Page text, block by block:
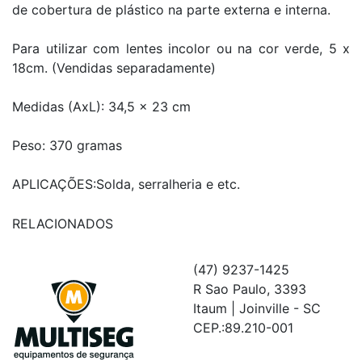
de cobertura de plástico na parte externa e interna.
Para utilizar com lentes incolor ou na cor verde, 5 x
18cm. (Vendidas separadamente)
Medidas (AxL): 34,5 x 23 cm
Peso: 370 gramas
APLICAÇÕES:Solda, serralheria e etc.
RELACIONADOS
(47) 9237-1425
R Sao Paulo, 3393
Itaum | Joinville - SC
CEP.:89.210-001